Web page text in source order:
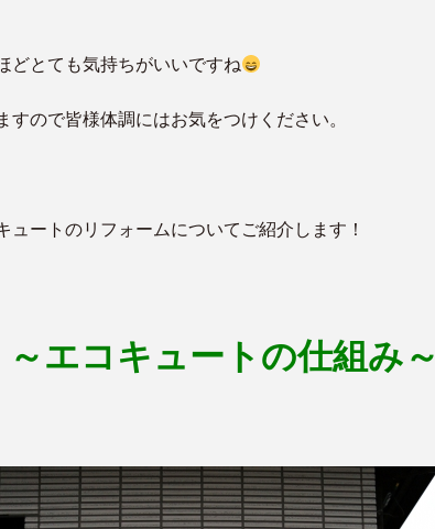
どとても気持ちがいいですね
ので皆様体調にはお気をつけください。
ートのリフォームについてご紹介します！
～エコキュートの仕組み～